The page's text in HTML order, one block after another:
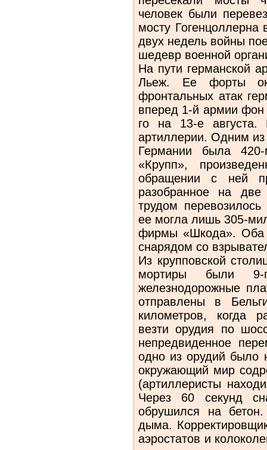
человек были
мосту
двух недель войны
шедевр военной
На пути германской
Льеж. Ее форты
фронтальных атак
вперед 1-й армии
го на 13-е августа.
артиллерии. Одним
Германии была
«Крупп»,
обращении с ней
разобранное на две
трудом
ее могла лишь 305-
фирмы «Шкода». Оба
снарядом со
Из крупповской
мортиры были 9-
железнодорожные
отправлены в
километров, когда
везти орудия по
непредвиденное
одно из орудий было
окружающий мир
(артиллеристы
Через 60 секунд
обрушился на
дыма.
аэростатов и